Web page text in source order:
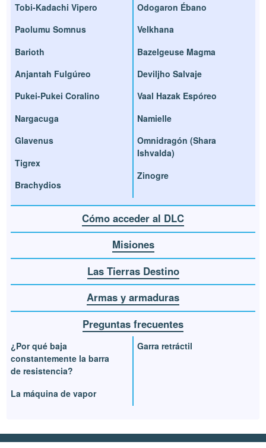
Tobi-Kadachi Vipero
Paolumu Somnus
Barioth
Anjantah Fulgúreo
Pukei-Pukei Coralino
Nargacuga
Glavenus
Tigrex
Brachydios
Odogaron Ébano
Velkhana
Bazelgeuse Magma
Deviljho Salvaje
Vaal Hazak Espóreo
Namielle
Omnidragón (Shara
Ishvalda)
Zinogre
Cómo acceder al DLC
Misiones
Las Tierras Destino
Armas y armaduras
Preguntas frecuentes
¿Por qué baja
constantemente la barra
de resistencia?
La máquina de vapor
Garra retráctil